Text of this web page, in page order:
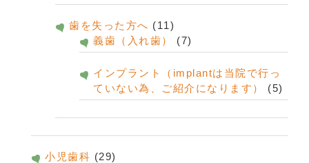
歯を失った方へ (11)
義歯（入れ歯）
(7)
インプラント（implantは当院で行っ
ていない為、ご紹介になります）
(5)
小児歯科 (29)